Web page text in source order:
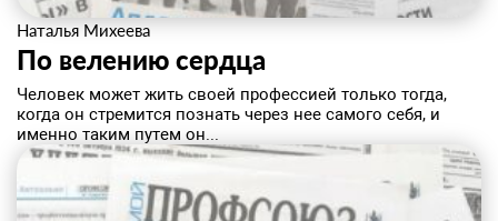
Наталья Михеева
По велению сердца
Человек может жить своей профессией только тогда,
когда он стремится познать через нее самого себя, и
именно таким путем он...